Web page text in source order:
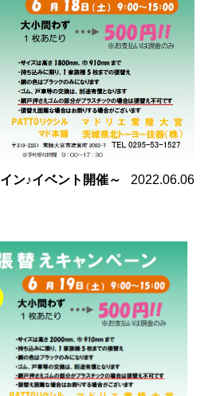
ン♪イベント開催～
2022.06.06